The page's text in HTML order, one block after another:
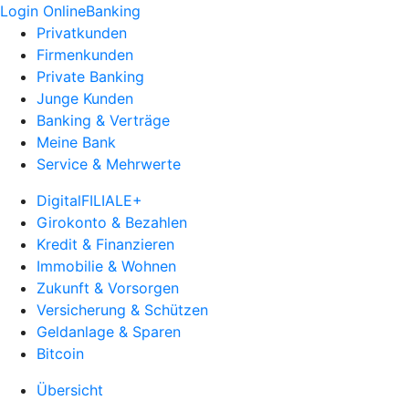
Login OnlineBanking
Privatkunden
Firmenkunden
Private Banking
Junge Kunden
Banking & Verträge
Meine Bank
Service & Mehrwerte
DigitalFILIALE+
Girokonto & Bezahlen
Kredit & Finanzieren
Immobilie & Wohnen
Zukunft & Vorsorgen
Versicherung & Schützen
Geldanlage & Sparen
Bitcoin
Übersicht